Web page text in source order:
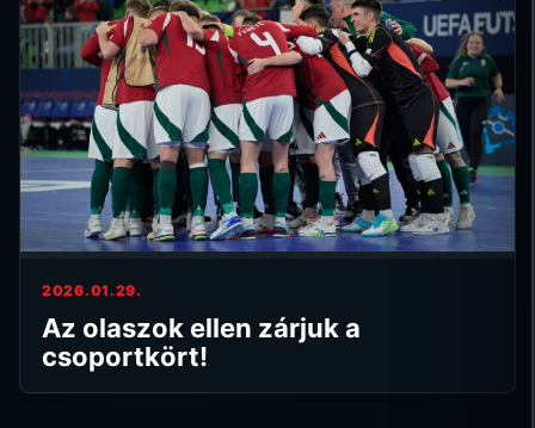
2026.01.29.
Az olaszok ellen zárjuk a
csoportkört!